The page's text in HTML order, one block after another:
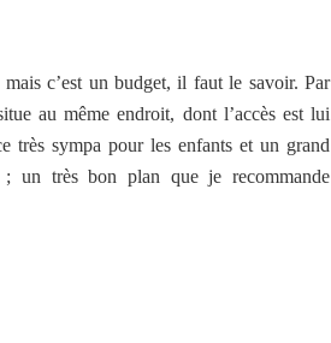
c’est un budget, il faut le savoir. Par
au même endroit, dont l’accès est lui
très sympa pour les enfants et un grand
un très bon plan que je recommande